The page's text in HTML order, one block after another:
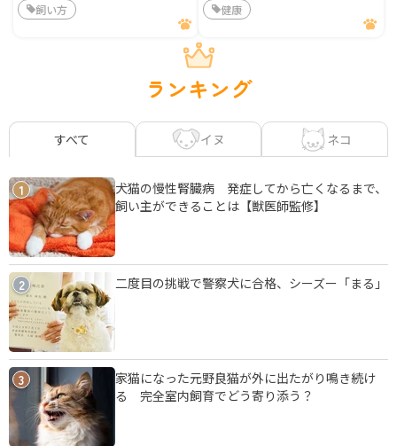
飼い方 健康
ランキング
すべて イヌ ネコ
1
犬猫の慢性腎臓病 発症してから亡くなるまで、
飼い主ができることは【獣医師監修】
2 二度目の挑戦で警察犬に合格、シーズー「まる」
3
家猫になった元野良猫が外に出たがり鳴き続け
る 完全室内飼育でどう寄り添う？